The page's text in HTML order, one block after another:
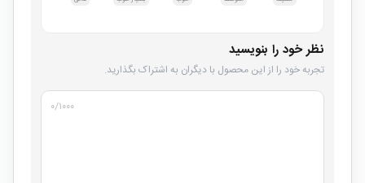
نظر خود را بنویسید
تجربه خود را از این محصول با دیگران به اشتراک بگذارید.
۰/۱۰۰۰